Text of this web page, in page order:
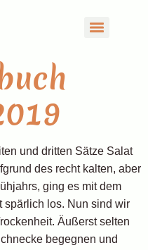
und dritten Sätze Salat
des recht kalten, aber
ging es mit dem
spärlich los. Nun sind wir
Äußerst selten
begegnen und